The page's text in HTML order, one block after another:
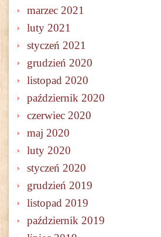
marzec 2021
luty 2021
styczeń 2021
grudzień 2020
listopad 2020
październik 2020
czerwiec 2020
maj 2020
luty 2020
styczeń 2020
grudzień 2019
listopad 2019
październik 2019